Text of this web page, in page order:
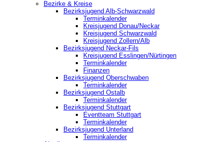
Bezirke & Kreise
Bezirksjugend Alb-Schwarzwald
Terminkalender
Kreisjugend Donau/Neckar
Kreisjugend Schwarzwald
Kreisjugend Zollern/Alb
Bezirksjugend Neckar-Fils
Kreisjugend ‎Esslingen/Nürtingen
Terminkalender
Finanzen
Bezirksjugend Oberschwaben
Terminkalender
Bezirksjugend Ostalb
Terminkalender
Bezirksjugend Stuttgart
‎Eventteam Stuttgart
Terminkalender
Bezirksjugend Unterland
Terminkalender